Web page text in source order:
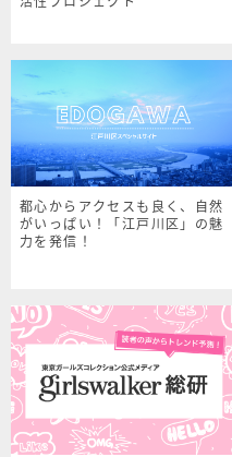
都心からアクセスも良く、自然
がいっぱい！「江戸川区」の魅
力を発信！